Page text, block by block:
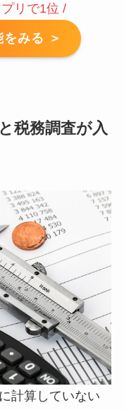
リで1位 /
みる ＞
税務調査が入
計算していない